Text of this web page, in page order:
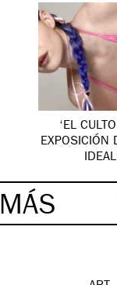
‘EL
EXPOSICIÓN
MÁS